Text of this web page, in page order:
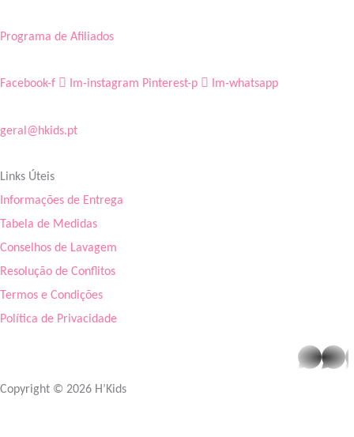
Programa de Afiliados
Facebook-f Im-instagram Pinterest-p Im-whatsapp
geral@hkids.pt
Links Úteis
Informações de Entrega
Tabela de Medidas
Conselhos de Lavagem
Resolução de Conflitos
Termos e Condições
Política de Privacidade
Copyright © 2026 H’Kids
whatsapp